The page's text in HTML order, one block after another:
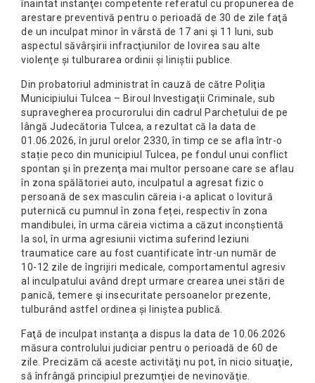
înaintat instanţei competente referatul cu propunerea de
arestare preventivă pentru o perioadă de 30 de zile faţă
de un inculpat minor în vârstă de 17 ani şi 11 luni, sub
aspectul săvârşirii infracţiunilor de lovirea sau alte
violenţe și tulburarea ordinii și liniștii publice.
Din probatoriul administrat în cauză de către Poliţia
Municipiului Tulcea – Biroul Investigaţii Criminale, sub
supravegherea procurorului din cadrul Parchetului de pe
lângă Judecătoria Tulcea, a rezultat că la data de
01.06.2026, în jurul orelor 2330, în timp ce se afla într-o
stație peco din municipiul Tulcea, pe fondul unui conflict
spontan şi în prezenţa mai multor persoane care se aflau
în zona spălătoriei auto, inculpatul a agresat fizic o
persoană de sex masculin căreia i-a aplicat o lovitură
puternică cu pumnul în zona feței, respectiv în zona
mandibulei, în urma căreia victima a căzut inconștientă
la sol, în urma agresiunii victima suferind leziuni
traumatice care au fost cuantificate într-un număr de
10-12 zile de îngrijiri medicale, comportamentul agresiv
al inculpatului având drept urmare crearea unei stări de
panică, temere şi insecuritate persoanelor prezente,
tulburând astfel ordinea și liniștea publică.
Faţă de inculpat instanţa a dispus la data de 10.06.2026
măsura controlului judiciar pentru o perioadă de 60 de
zile. Precizăm că aceste activităţi nu pot, în nicio situaţie,
să înfrângă principiul prezumţiei de nevinovăţie.